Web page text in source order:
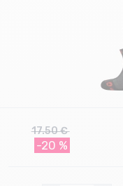
17.50 €
-20 %